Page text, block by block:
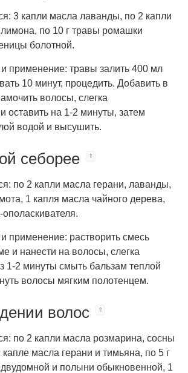
3 капли масла лаванды, по 2 капли
по 10 г травы ромашки
болотной.
применение: травы залить 400 мл
10 минут, процедить. Добавить в
волосы, слегка
оставить на 1-2 минуты, затем
водой и высушить.
себорее
по 2 капли масла герани, лаванды,
1 капля масла чайного дерева,
применение: растворить смесь
и нанести на волосы, слегка
1-2 минуты смыть бальзам теплой
волосы мягким полотенцем.
волос
по 2 капли масла розмарина, сосны
масла герани и тимьяна, по 5 г
и полыни обыкновенной, 1